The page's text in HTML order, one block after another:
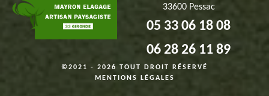
33600 Pessac
05 33 06 18 08
06 28 26 11 89
©2021 - 2026 TOUT DROIT RÉSERVÉ
MENTIONS LÉGALES